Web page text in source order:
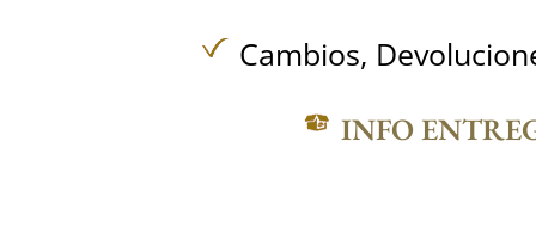
Cambios,
INFO